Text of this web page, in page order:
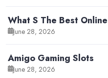
What S The Best
June 28, 2026
Amigo Gaming Slots
June 28, 2026